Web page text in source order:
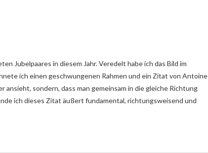
Jubelpaares in diesem Jahr. Veredelt habe ich das Bild im
ich einen geschwungenen Rahmen und ein Zitat von Antoine
ansieht, sondern, dass man gemeinsam in die gleiche Richtung
ich dieses Zitat äußert fundamental, richtungsweisend und